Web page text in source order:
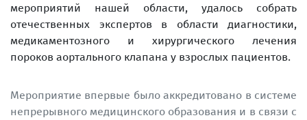
мероприятий нашей области, удалось собрать
отечественных экспертов в области диагностики,
медикаментозного и хирургического лечения
пороков аортального клапана у взрослых пациентов.
Мероприятие впервые было аккредитовано в системе
непрерывного медицинского образования и в связи с